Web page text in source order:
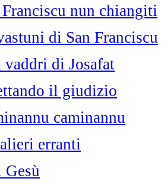
Franciscu nun chiangiti
di San Franciscu
vaddri di Josafat
il giudizio
caminannu
erranti